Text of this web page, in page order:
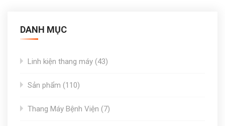
DANH MỤC
Linh kiện thang máy 4343
Sản phẩm
110110
Thang Máy Bệnh Viện
77